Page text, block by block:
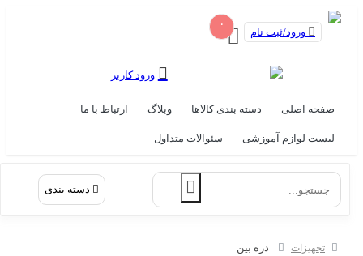
ورود/ثبت نام
ورود کاربر
صفحه اصلی دسته بندی کالاها وبلاگ ارتباط با ما
لیست لوازم آموزشی سئوالات متداول
دسته بندی
تجهیزات ذره بین